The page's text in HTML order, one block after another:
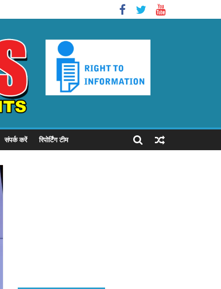
संपर्क करें रिपोर्टिंग टीम